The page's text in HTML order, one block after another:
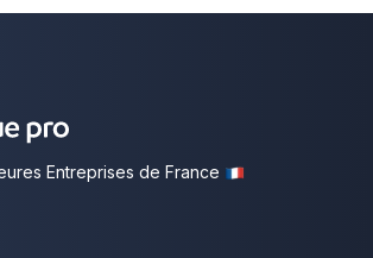
Entreprises de France